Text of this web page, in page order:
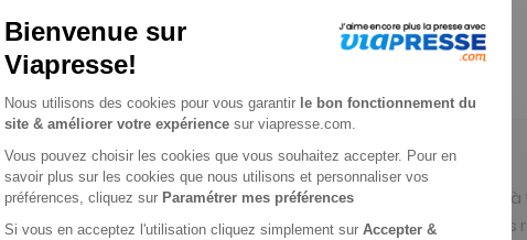
du monde ferroviaire. Elle retrace l’histoire et l’évolution du
en lumière le patrimoine ferroviaire, les trains mythiques, les
L'AVIS DE VIAPRESSE SUR EN TRAIN